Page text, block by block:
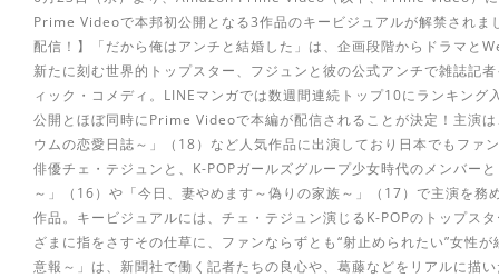
Prime Videoで本邦初公開となる3作品のキービジュアルが解禁され
配信！】「だから俺はアンチと結婚した」は、企画段階からドラマと
新たに刻む世界的トップスター、フジュンと彼の公式アンチで雑誌記
ィック・コメディ。LINEマンガでは数週間連続トップ10にランキン
公開とほぼ同時にPrime Videoで本編が配信されることが決定！主演
ウムの恋愛日誌～」（18）など人気作品に出演しており日本でもファ
俳優チェ・テジュンと、K-POPガールズグループ少女時代のメンバー
～」（16）や「今日、妻やめます～偽りの家族～」（17）で主演を
作品。キービジュアルには、チェ・テジュン演じるK-POPのトップス
ざまに指をさすその仕草に、ファンならずとも“射止められたい”女性
意報～」は、新聞社で働く記者たちの良心や、葛藤などをリアルに描